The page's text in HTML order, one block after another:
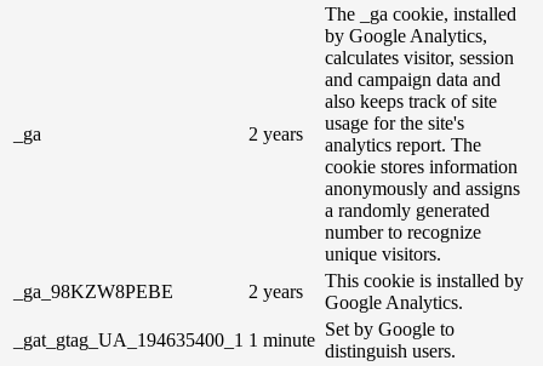
_ga 2 years
The _ga cookie, installed
by Google Analytics,
calculates visitor, session
and campaign data and
also keeps track of site
usage for the site's
analytics report. The
cookie stores information
anonymously and assigns
a randomly generated
number to recognize
unique visitors.
_ga_98KZW8PEBE
2 years
This cookie is installed by
Google Analytics.
_gat_gtag_UA_194635400_1 1 minute
Set by Google to
distinguish users.